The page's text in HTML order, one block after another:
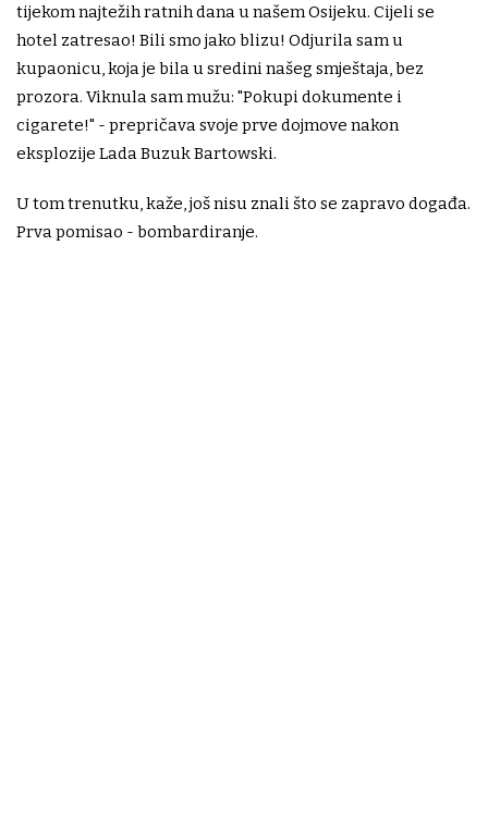
tijekom najtežih ratnih dana u našem Osijeku. Cijeli se
hotel zatresao! Bili smo jako blizu! Odjurila sam u
kupaonicu, koja je bila u sredini našeg smještaja, bez
prozora. Viknula sam mužu: "Pokupi dokumente i
cigarete!" - prepričava svoje prve dojmove nakon
eksplozije Lada Buzuk Bartowski.
U tom trenutku, kaže, još nisu znali što se zapravo događa.
Prva pomisao - bombardiranje.